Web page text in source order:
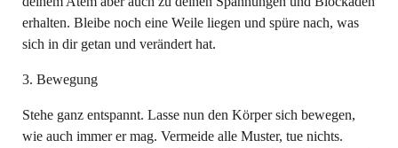
erhalten. Bleibe noch eine Weile liegen und spüre nach, was
sich in dir getan und verändert hat.
3. Bewegung
Stehe ganz entspannt. Lasse nun den Körper sich bewegen,
wie auch immer er mag. Vermeide alle Muster, tue nichts.